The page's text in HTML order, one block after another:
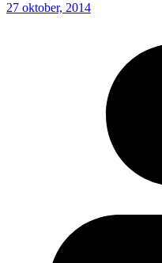
27 oktober, 2014